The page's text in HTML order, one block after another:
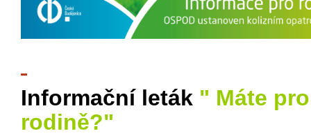
Informační leták " Máte
rodině?"